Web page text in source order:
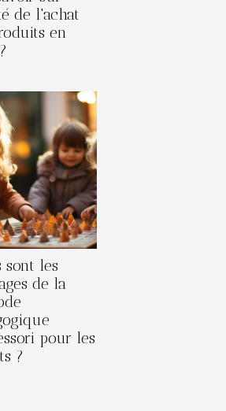
de l'achat
en
sont les
de la
pour les
?